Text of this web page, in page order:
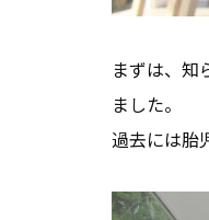
まずは、知
ました。
過去には胎